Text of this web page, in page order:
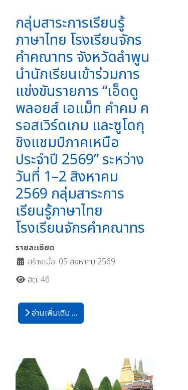
กลุ่มสาระการเรียนรู้
ภาษาไทย โรงเรียนจักร
คำคณาทร จังหวัดลำพูน
นำนักเรียนเข้าร่วมการ
แข่งขันรายการ “เอ็ดดู
พลอยส์ เอแม็ท คำคม ค
รอสเวิร์ดเกม และซูโดกุ
ชิงแชมป์ภาคเหนือ
ประจำปี 2569” ระหว่าง
วันที่ 1–2 สิงหาคม
2569 กลุ่มสาระการ
เรียนรู้ภาษาไทย
โรงเรียนจักรคำคณาทร
รายละเอียด
สร้างเมื่อ: 05 สิงหาคม 2569
ฮิต: 46
อ่านเพิ่มเติม …